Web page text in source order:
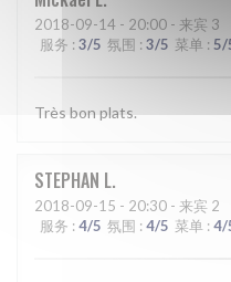
2018-09-14 - 20:00 - 来宾 3
服务 : 3/5 氛围 : 3/5 菜单 : 5/
Très bon plats.
STEPHAN L
2018-09-15 - 20:30 - 来宾 2
服务 : 4/5 氛围 : 4/5 菜单 :4/